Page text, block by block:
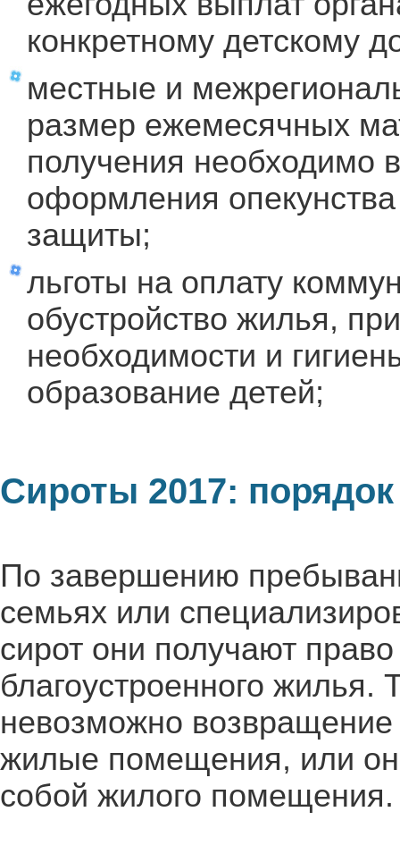
конкретному детскому
местные и
размер ежемесячных
получения необходимо
оформления
защиты;
льготы на оплату
обустройство жилья,
необходимости и
образование детей;
Сироты 2017:
По завершению
семьях или
сирот они получают
благоустроенного жилья.
невозможно
жилые помещения, или
собой жилого помещения.